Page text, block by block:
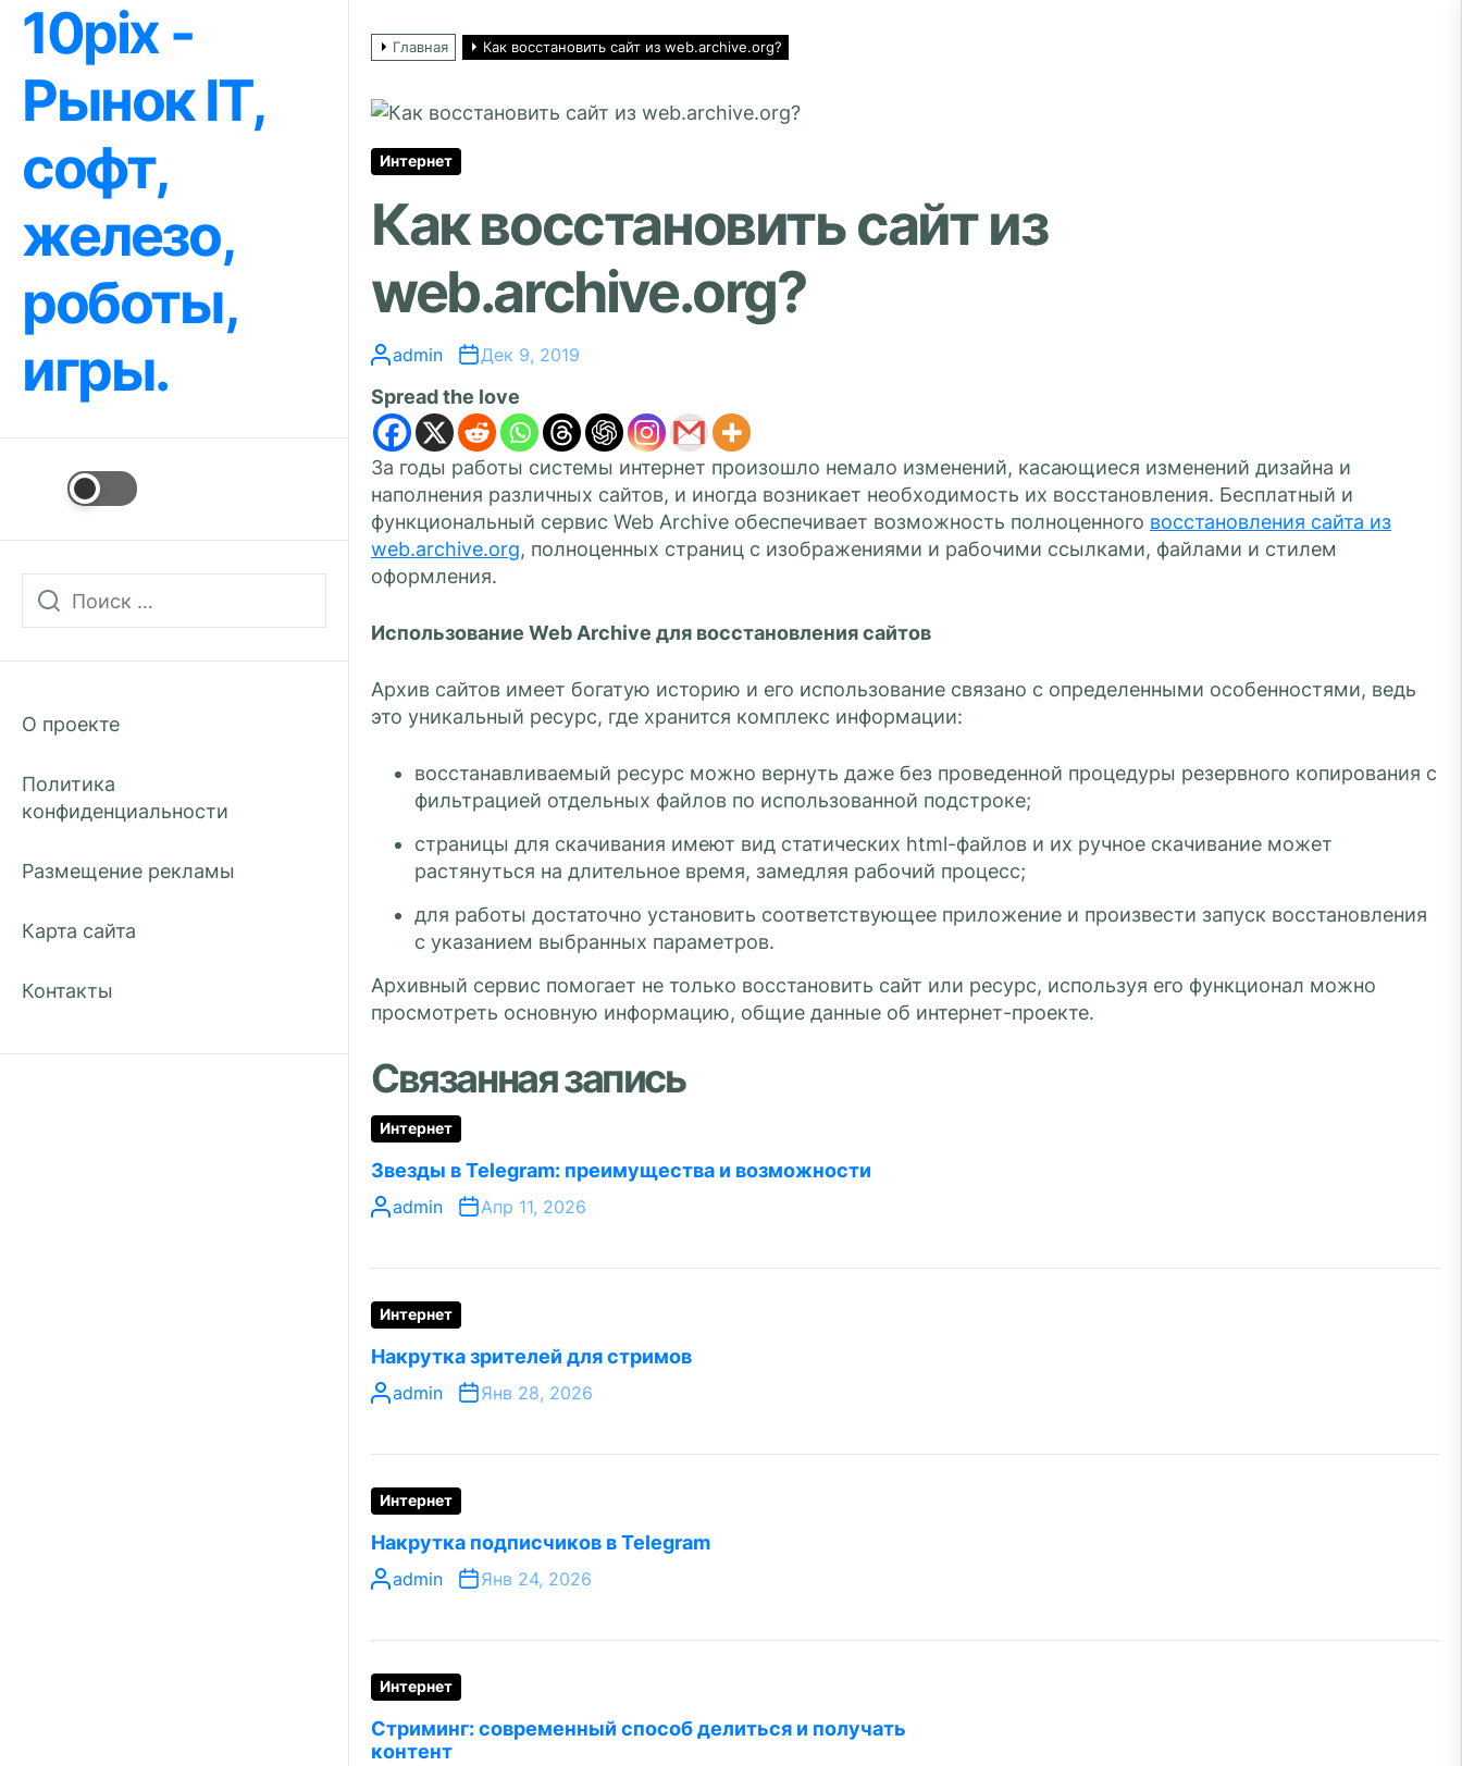
Перейти
содержимому
10pix -
Рынок IT,
софт,
железо,
роботы,
игры.
О проекте
Политика
конфиденциальности
Размещение рекламы
Карта сайта
Контакты
Главная Как восстановить сайт из web.archive.org?
Интернет
Как восстановить сайт из
web.archive.org?
admin Дек 9, 2019
Spread the love
За годы работы системы интернет произошло немало изменений, касающиеся изменений дизайна и
наполнения различных сайтов, и иногда возникает необходимость их восстановления. Бесплатный и
функциональный сервис Web Archive обеспечивает возможность полноценного восстановления сайта из
web.archive.org, полноценных страниц с изображениями и рабочими ссылками, файлами и стилем
оформления.
Использование Web Archive для восстановления сайтов
Архив сайтов имеет богатую историю и его использование связано с определенными особенностями, ведь
это уникальный ресурс, где хранится комплекс информации:
восстанавливаемый ресурс можно вернуть даже без проведенной процедуры резервного копирования с
фильтрацией отдельных файлов по использованной подстроке;
страницы для скачивания имеют вид статических html-файлов и их ручное скачивание может
растянуться на длительное время, замедляя рабочий процесс;
для работы достаточно установить соответствующее приложение и произвести запуск восстановления
с указанием выбранных параметров.
Архивный сервис помогает не только восстановить сайт или ресурс, используя его функционал можно
просмотреть основную информацию, общие данные об интернет-проекте.
Связанная запись
Интернет
Звезды в Telegram: преимущества и возможности
admin Апр 11, 2026
Интернет
Накрутка зрителей для стримов
admin Янв 28, 2026
Интернет
Накрутка подписчиков в Telegram
admin Янв 24, 2026
Интернет
Стриминг: современный способ делиться и получать
контент